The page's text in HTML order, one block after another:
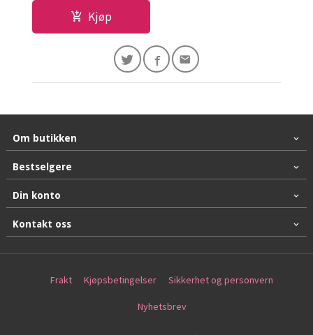
Kjøp
Om butikken
Bestselgere
Din konto
Kontakt oss
Frakt Kjøpsbetingelser Sikkerhet og personvern
Nyhetsbrev